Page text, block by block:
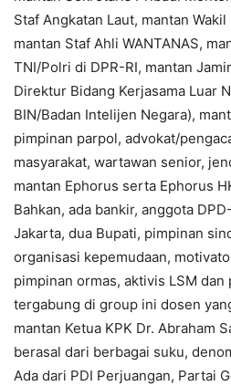
Staf Angkatan Laut, mantan
mantan Staf Ahli WANTANAS,
TNI/Polri di DPR-RI, mantan
Direktur Bidang Kerjasama Luar
BIN/Badan Intelijen Negara),
pimpinan parpol, advokat/
masyarakat, wartawan senior,
mantan Ephorus serta Ephorus
Bahkan, ada bankir, anggota
Jakarta, dua Bupati, pimpinan
organisasi kepemudaan,
pimpinan ormas, aktivis LSM
tergabung di group ini dosen
mantan Ketua KPK Dr. Abraham
berasal dari berbagai suku,
Ada dari PDI Perjuangan, Partai